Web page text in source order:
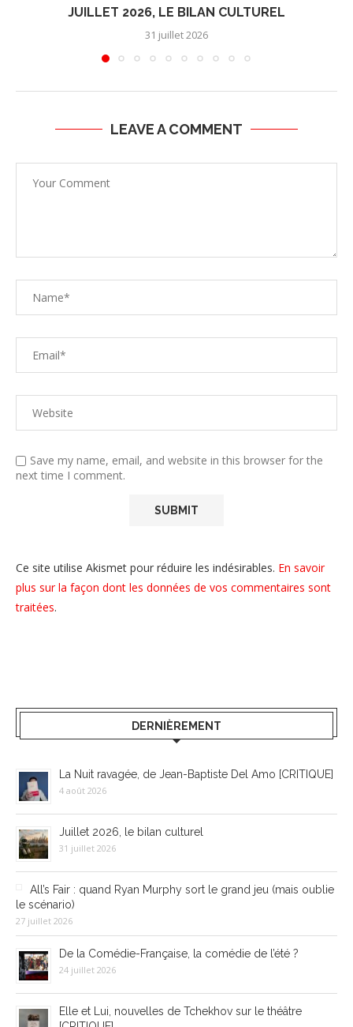
JUILLET 2026, LE BILAN CULTUREL
31 juillet 2026
LEAVE A COMMENT
Save my name, email, and website in this browser for the
next time I comment.
Ce site utilise Akismet pour réduire les indésirables. En savoir
plus sur la façon dont les données de vos commentaires sont
traitées.
DERNIÈREMENT
La Nuit ravagée, de Jean-Baptiste Del Amo [CRITIQUE]
4 août 2026
Juillet 2026, le bilan culturel
31 juillet 2026
All’s Fair : quand Ryan Murphy sort le grand jeu (mais oublie
le scénario)
27 juillet 2026
De la Comédie-Française, la comédie de l’été ?
24 juillet 2026
Elle et Lui, nouvelles de Tchekhov sur le théâtre